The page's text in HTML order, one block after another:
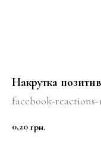
Накрутка
facebook-reactions-1
0,20 грн.